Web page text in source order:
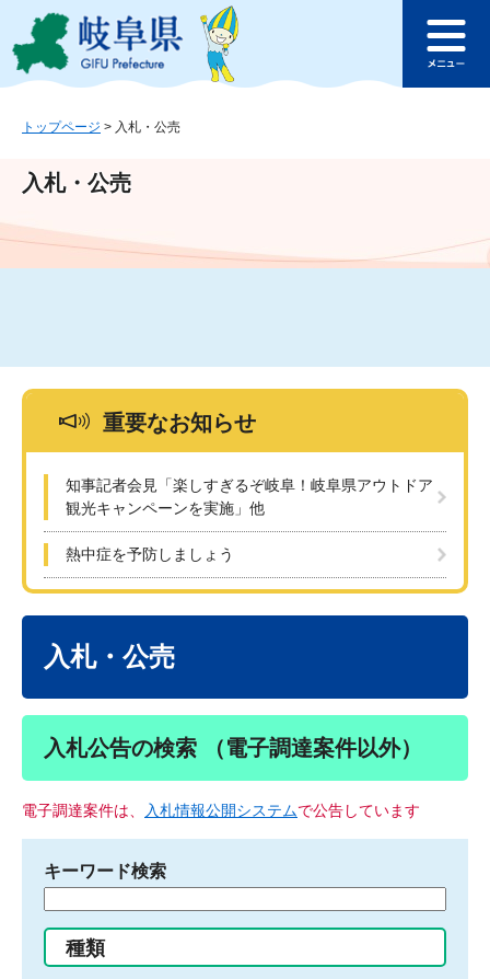
ジ
ュ
文
このページの本文へ
ュ
トップページ > 入札・公売
入札・公売
重要なお知らせ
知事記者会見「楽しすぎるぞ岐阜！岐阜県アウトドア
観光キャンペーンを実施」他
熱中症を予防しましょう
入札・公売
入札公告の検索 （電子調達案件以外）
電子調達案件は、 入札情報公開システムで公告しています
キーワード検索
る
種類